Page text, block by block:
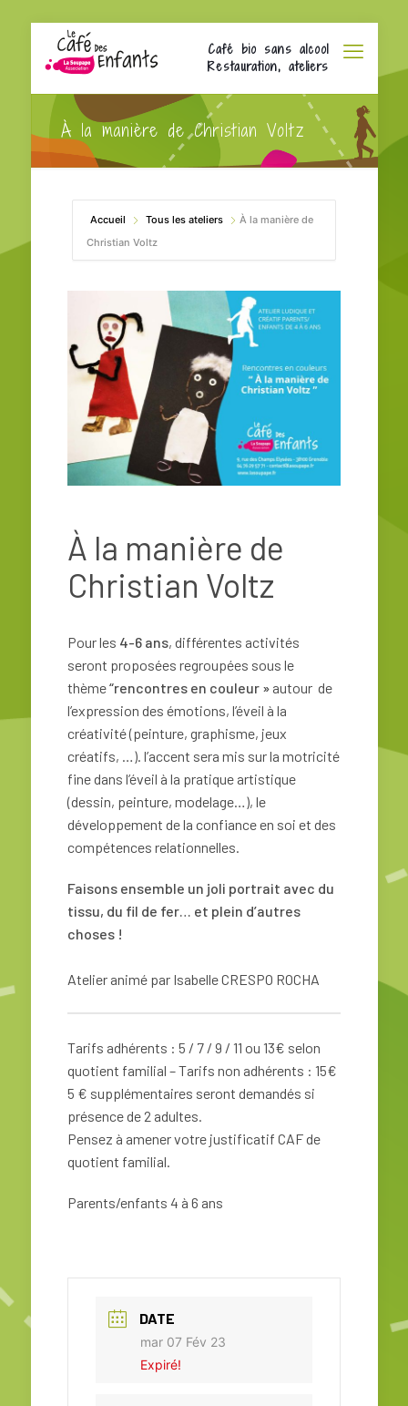
Café bio sans alcool
Restauration, ateliers
À la manière de Christian Voltz
Accueil Tous les ateliers
À la manière de
Christian Voltz
À la manière de
Christian Voltz
Pour les 4-6 ans, différentes activités
seront proposées regroupées sous le
thème“rencontres en couleur » autour de
l’expression des émotions, l’éveil à la
créativité (peinture, graphisme, jeux
créatifs, …). l’accent sera mis sur la motricité
fine dans l’éveil à la pratique artistique
(dessin, peinture, modelage…), le
développement de la confiance en soi et des
compétences relationnelles.
Faisons ensemble un joli portrait avec du
tissu, du fil de fer… et plein d’autres
choses !
Atelier animé par Isabelle CRESPO ROCHA
Tarifs adhérents : 5 / 7 / 9 / 11 ou 13€ selon
quotient familial – Tarifs non adhérents : 15€
5 € supplémentaires seront demandés si
présence de 2 adultes.
Pensez à amener votre justificatif CAF de
quotient familial.
Parents/enfants 4 à 6 ans
DATE
mar 07 Fév 23
Expiré!